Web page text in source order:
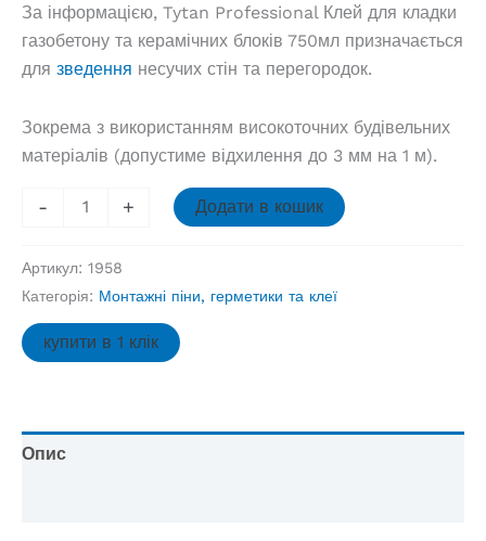
За інформацією, Tytan Professional Клей для кладки
газобетону та керамічних блоків 750мл призначається
для зведення несучих стін та перегородок.
Зокрема з використанням високоточних будівельних
матеріалів (допустиме відхилення до 3 мм на 1 м).
-
газобетону
та
750мл,
+ Додати в кошик
Артикул: 1958
Категорія: Монтажні піни, герметики та клеї
купити в 1 клік
Опис